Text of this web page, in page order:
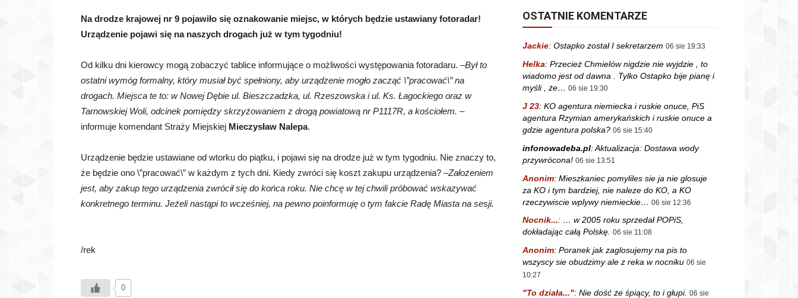
Na drodze krajowej nr 9 pojawiło się oznakowanie miejsc, w których będzie ustawiany fotoradar!
Urządzenie pojawi się nanaszych drogach już w tym tygodniu!
Od kilku dni kierowcy mogą zobaczyć tablice informujące o możliwości występowania fotoradaru. –Był to
ostatni wymóg formalny, który musiał być spełniony, aby urządzenie mogło zacząć \”pracować\” na
drogach. Miejsca te to: w Nowej Dębie ul. Bieszczadzka, ul. Rzeszowska i ul. Ks. Łagockiego oraz w
Tarnowskiej Woli, odcinek pomiędzy skrzyżowaniem z drogą powiatową nr P1117R, a kościołem. –
informuje komendant Straży Miejskiej Mieczysław Nalepa.
Urządzenie będzie ustawiane od wtorku do piątku, i pojawi się na drodze już w tym tygodniu. Nie znaczy to,
że będzie ono \”pracować\” w każdym z tych dni. Kiedy zwróci się koszt zakupu urządzenia? –Założeniem
jest, aby zakup tego urządzenia zwrócił się do końca roku. Nie chcę w tej chwili próbować wskazywać
konkretnego terminu. Jeżeli nastąpi to wcześniej, na pewno poinformuję o tym fakcie Radę Miasta na sesji.
/rek
0
OSTATNIE KOMENTARZE
Jackie: Ostapko został I sekretarzem 06 sie 19:33
Helka: Przecież Chmielów nigdzie nie wyjdzie , to
wiadomo jest od dawna . Tylko Ostapko bije pianę i
myśli , że… 06 sie 19:30
J 23: KO agentura niemiecka i ruskie onuce, PiS
agentura Rzymian amerykańskich i ruskie onuce a
gdzie agentura polska? 06 sie 15:40
infonowadeba.pl:Aktualizacja: Dostawa wody
przywrócona! 06 sie 13:51
Anonim: Mieszkaniec pomyliles sie ja nie glosuje
za KO i tym bardziej, nie naleze do KO, a KO
rzeczywiscie wplywy niemieckie… 06 sie 12:36
Nocnik...: … w 2005 roku sprzedał POPiS,
dokładając całą Polskę. 06 sie 11:08
Anonim: Poranek jak zaglosujemy na pis to
wszyscy sie obudzimy ale z reka w nocniku 06 sie
10:27
"To działa...": Nie dość że śpiący, to i głupi. 06 sie